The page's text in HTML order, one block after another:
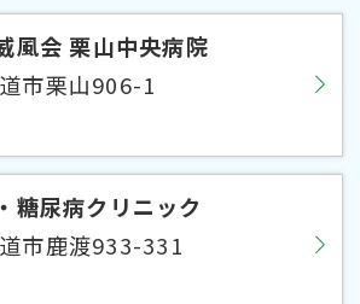
風会 栗山中央病院
市栗山906-1
糖尿病クリニック
市鹿渡933-331